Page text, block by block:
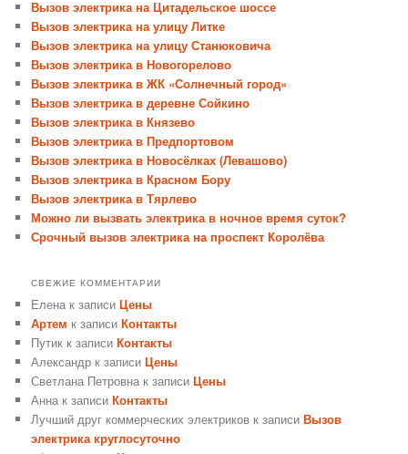
Вызов электрика на Цитадельское шоссе
Вызов электрика на улицу Литке
Вызов электрика на улицу Станюковича
Вызов электрика в Новогорелово
Вызов электрика в ЖК «Солнечный город»
Вызов электрика в деревне Сойкино
Вызов электрика в Князево
Вызов электрика в Предпортовом
Вызов электрика в Новосёлках (Левашово)
Вызов электрика в Красном Бору
Вызов электрика в Тярлево
Можно ли вызвать электрика в ночное время суток?
Срочный вызов электрика на проспект Королёва
СВЕЖИЕ КОММЕНТАРИИ
Елена к записиЦены
Артем к записиКонтакты
Путик к записиКонтакты
Александр к записиЦены
Светлана Петровна к записиЦены
Анна к записиКонтакты
Лучший друг коммерческих электриков к записиВызов
электрика круглосуточно